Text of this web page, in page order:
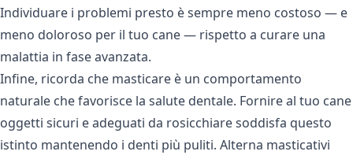
Individuare i problemi presto è sempre meno costoso — e
meno doloroso per il tuo cane — rispetto a curare una
malattia in fase avanzata.
Infine, ricorda che masticare è un comportamento
naturale che favorisce la salute dentale. Fornire al tuo cane
oggetti sicuri e adeguati da rosicchiare soddisfa questo
istinto mantenendo i denti più puliti. Alterna masticativi